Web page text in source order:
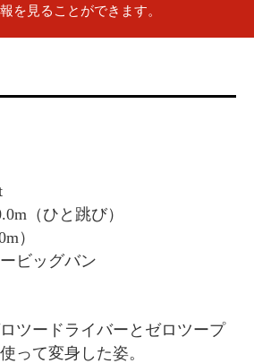
を見ることができます。
（ひと跳び）
）
ビッグバン
ツードライバーとゼロツープ
って変身した姿。